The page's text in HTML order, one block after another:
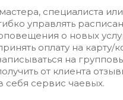
специалиста
управлять
о новых
оплату на карту/
на
от клиента
себя сервис чаевых.